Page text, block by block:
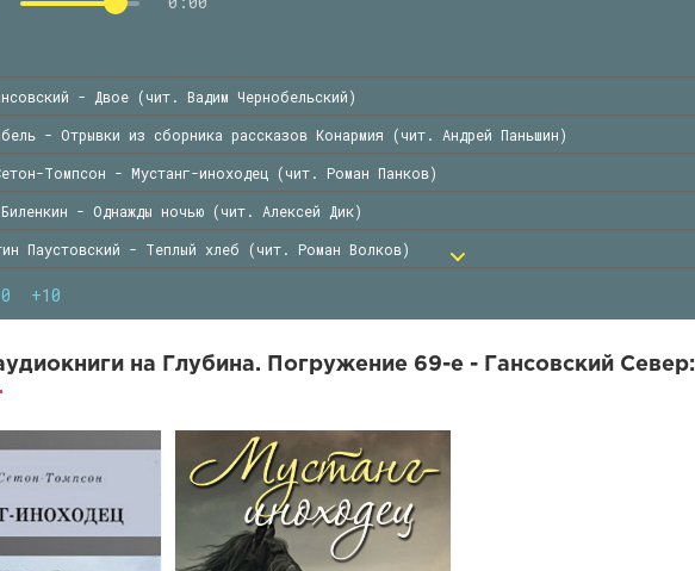
+10
- Двое (чит. Вадим Чернобельский)
- Отрывки из сборника рассказов Конармия (чит. Андрей Паньшин)
Томпсон - Мустанг-иноходец (чит. Роман Панков)
- Однажды ночью (чит. Алексей Дик)
Паустовский - Теплый хлеб (чит. Роман Волков)
- Мэри (чит. Александр Дунин)
- Пегас (чит. Олег Булдаков)
- Вариант единорога (чит. Владимир Овуор)
на Глубина. Погружение 69-е - Гансовский Север: